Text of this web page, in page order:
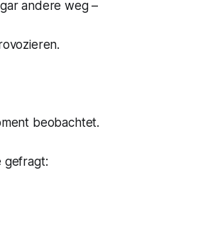
andere weg –
beobachtet.
gefragt: